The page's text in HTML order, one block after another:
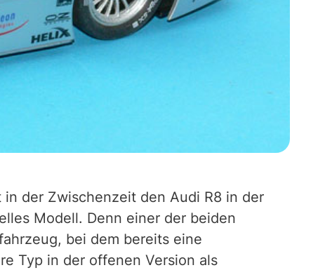
der Zwischenzeit den Audi R8 in der
Modell. Denn einer der beiden
bei dem bereits eine
Typ in der offenen Version als